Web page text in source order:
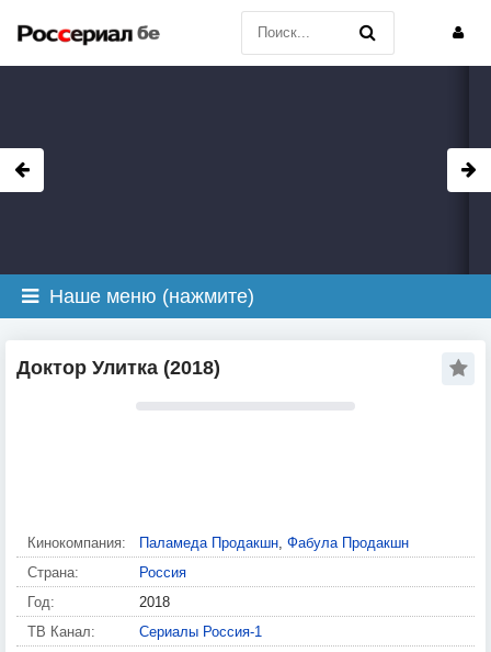
Наше меню (нажмите)
Доктор Улитка (2018)
Кинокомпания: Паламеда Продакшн, Фабула Продакшн
Страна:
Россия
Год:
2018
ТВ Канал:
Сериалы Россия-1